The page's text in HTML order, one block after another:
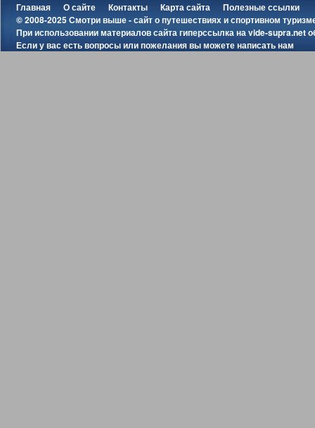
Главная О сайте Контакты Карта сайта
Полезные ссылки
© 2008-2025 Смотри выше - сайт о путешествиях и спортивном
При использовании материалов сайта гиперссылка наvide-supra.net
Если у вас есть вопросы или пожелания вы можетенаписать нам